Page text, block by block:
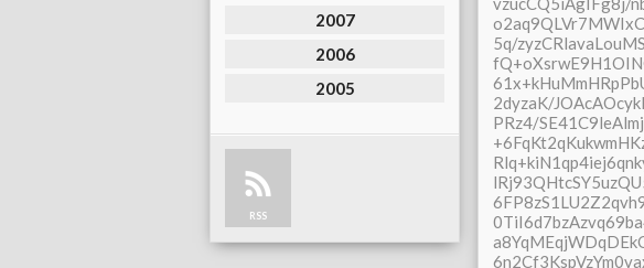
2007
2006
2005
RSS